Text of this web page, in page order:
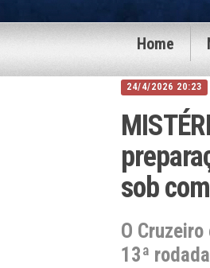
Home
24/4/2026 20:23
sob
O
13ª